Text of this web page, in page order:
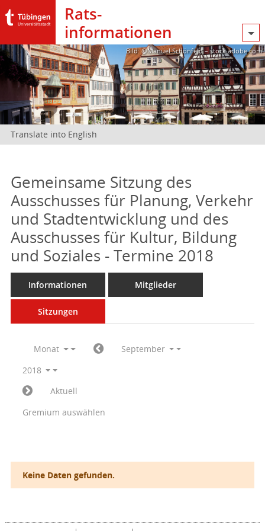
Rats­
informationen
Bild: @Manuel Schönfeld – stock.adobe.com
Translate into English
Gemeinsame Sitzung des
Ausschusses für Planung, Verkehr
und Stadtentwicklung und des
Ausschusses für Kultur, Bildung
und Soziales - Termine 2018
Informationen Mitglieder
Sitzungen
Monat
September
2018
Aktuell
Gremium auswählen
Keine Daten gefunden.